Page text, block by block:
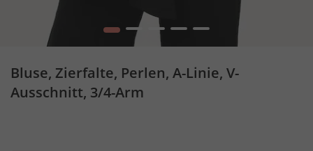
1 2 4 5
Bluse, Zierfalte, Perlen, A-Linie, V-
Ausschnitt, 3/4-Arm